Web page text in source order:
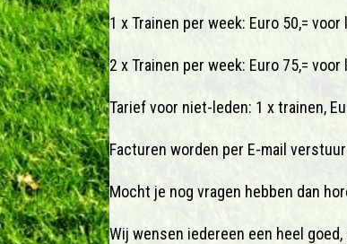
1 x Trainen per week: Euro 50,= voor
2 x Trainen per week: Euro 75,= voor
Tarief voor niet-leden: 1 x trainen,
Facturen worden per E-mail
Mocht je nog vragen hebben dan
Wij wensen iedereen een heel